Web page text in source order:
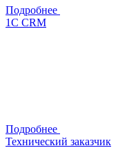
Подробнее
1С CRM
Подробнее
Технический заказчик